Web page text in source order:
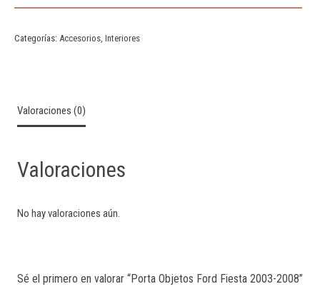
Categorías: Accesorios Interiores
Valoraciones (0)
Valoraciones
No hay valoraciones aún.
Sé el primero en valorar “Porta Objetos Ford Fiesta 2003-2008”